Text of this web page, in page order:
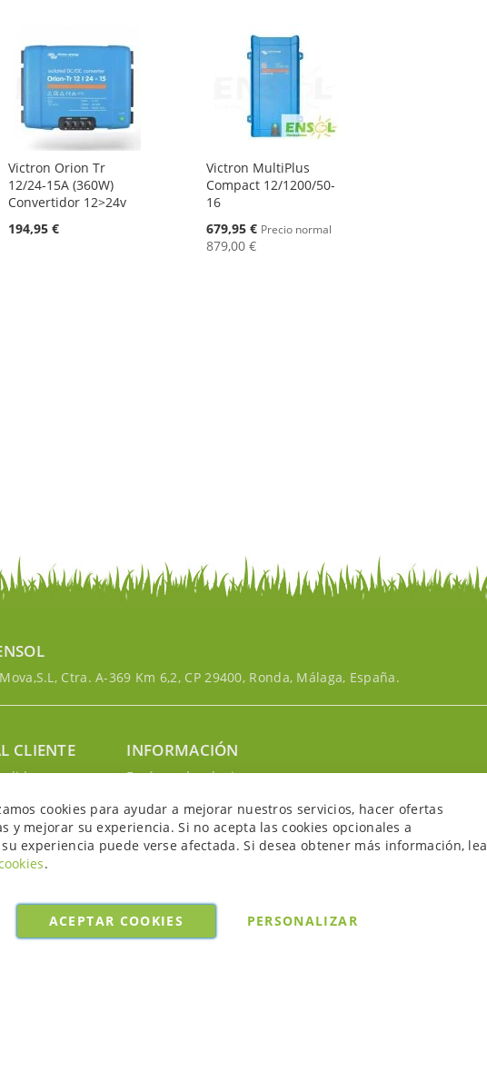
Victron Orion Tr
12/24-15A (360W)
Convertidor 12>24v
194,95 €
Victron MultiPlus
Compact 12/1200/50-
16
Oferta
679,95 € Precio normal
879,00 €
Ctra. A-369 Km 6,2, CP 29400, Ronda, Málaga, España.
CLIENTE INFORMACIÓN
Envíos y devoluciones
Política de cookies
Aviso legal y condiciones
cookies para ayudar a mejorar nuestros servicios, hacer ofertas
y mejorar su experiencia. Si no acepta las cookies opcionales a
experiencia puede verse afectada. Si desea obtener más información, lea
.
ACEPTAR COOKIES PERSONALIZAR